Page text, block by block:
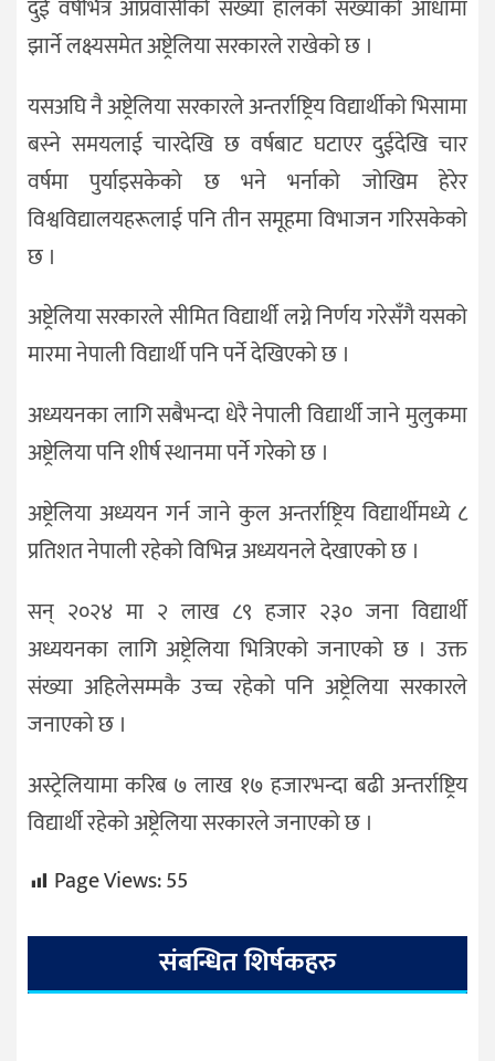
दुई वर्षभित्र आप्रवासीको संख्या हालको संख्याको आधामा
झार्ने लक्ष्यसमेत अष्ट्रेलिया सरकारले राखेको छ ।
यसअघि नै अष्ट्रेलिया सरकारले अन्तर्राष्ट्रिय विद्यार्थीको भिसामा
बस्ने समयलाई चारदेखि छ वर्षबाट घटाएर दुईदेखि चार
वर्षमा पुर्याइसकेको छ भने भर्नाको जोखिम हेरेर
विश्वविद्यालयहरूलाई पनि तीन समूहमा विभाजन गरिसकेको
छ ।
अष्ट्रेलिया सरकारले सीमित विद्यार्थी लग्ने निर्णय गरेसँगै यसको
मारमा नेपाली विद्यार्थी पनि पर्ने देखिएको छ ।
अध्ययनका लागि सबैभन्दा धेरै नेपाली विद्यार्थी जाने मुलुकमा
अष्ट्रेलिया पनि शीर्ष स्थानमा पर्ने गरेको छ ।
अष्ट्रेलिया अध्ययन गर्न जाने कुल अन्तर्राष्ट्रिय विद्यार्थीमध्ये ८
प्रतिशत नेपाली रहेको विभिन्न अध्ययनले देखाएको छ ।
सन् २०२४ मा २ लाख ८९ हजार २३० जना विद्यार्थी
अध्ययनका लागि अष्ट्रेलिया भित्रिएको जनाएको छ । उक्त
संख्या अहिलेसम्मकै उच्च रहेको पनि अष्ट्रेलिया सरकारले
जनाएको छ ।
अस्ट्रेलियामा करिब ७ लाख १७ हजारभन्दा बढी अन्तर्राष्ट्रिय
विद्यार्थी रहेको अष्ट्रेलिया सरकारले जनाएको छ ।
Page Views:55
संबन्धित शिर्षकहरु